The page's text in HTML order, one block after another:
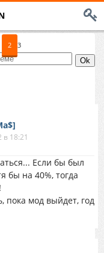
2 3
в 18:21
Если бы был
бы на 40%, тогда
пока мод выйдет, год